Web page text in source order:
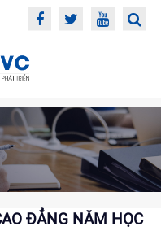
ĐẲNG NĂM HỌC